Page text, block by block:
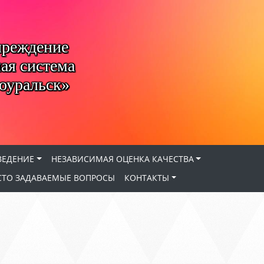
система
НЕЗАВИСИМАЯ ОЦЕНКА КАЧЕСТВА
ЗАДАВАЕМЫЕ ВОПРОСЫ
КОНТАКТЫ